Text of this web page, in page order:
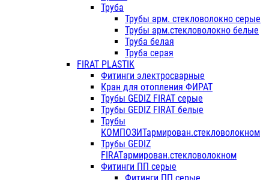
Труба
Трубы арм. стекловолокно серые
Трубы арм.стекловолокно белые
Труба белая
Труба серая
FIRAT PLASTIK
Фитинги электросварные
Кран для отопления ФИРАТ
Трубы GEDIZ FIRAT серые
Трубы GEDIZ FIRAT белые
Трубы
КОМПОЗИТармирован.стекловолокном
Трубы GEDIZ
FIRATармирован.стекловолокном
Фитинги ПП серые